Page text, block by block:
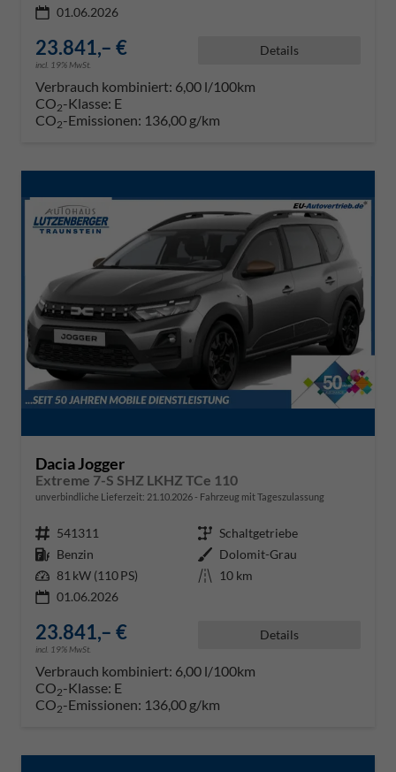
01.06.2026
23.841,– €
incl. 19% MwSt.
Details
Verbrauch kombiniert: 6,00 l/100km
CO2-Klasse: E
CO2-Emissionen: 136,00 g/km
Dacia Jogger
Extreme 7-S SHZ LKHZ TCe 110
unverbindliche Lieferzeit: 21.10.2026 Fahrzeug mit Tageszulassung
Fahrzeugnr. 541311 Getriebe Schaltgetriebe
Kraftstoff Benzin Außenfarbe Dolomit-Grau
Leistung 81 kW (110 PS) Kilometerstand 10 km
01.06.2026
23.841,– €
incl. 19% MwSt.
Details
Verbrauch kombiniert: 6,00 l/100km
CO2-Klasse: E
CO2-Emissionen: 136,00 g/km